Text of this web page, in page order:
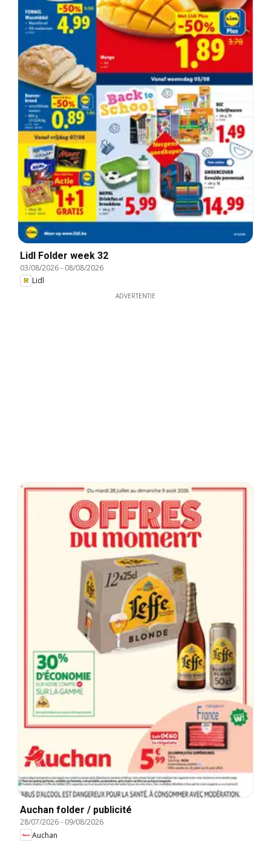
Lidl Folder week 32
03/08/2026- 08/08/2026
Lidl
ADVERTENTIE
Auchan folder / publicité
28/07/2026- 09/08/2026
Auchan